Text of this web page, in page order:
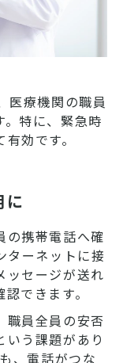
医療機関の職員
特に、緊急時
効です。
に
の携帯電話へ確
ターネットに接
ッセージが送れ
できます。
職員全員の安否
う課題があり
、電話がつな